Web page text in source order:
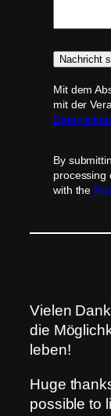
Mit dem
mit der
By
processing
with the
Vielen
die
leben!
Huge
possible to